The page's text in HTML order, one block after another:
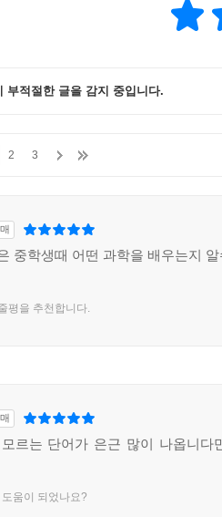
부적절한 글을 감지 중입니다.
2 3
중학생때 어떤 과학을 배우는지
평을 추천합니다.
르는 단어가 은근 많이 나옵니다
움이 되었나요?